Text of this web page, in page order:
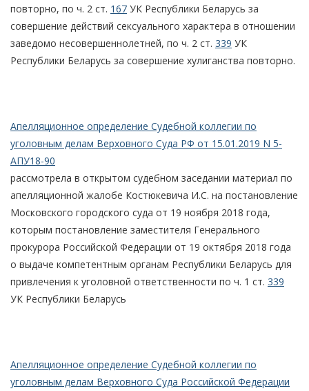
повторно, по ч. 2 ст. 167 УК Республики Беларусь за
совершение действий сексуального характера в отношении
заведомо несовершеннолетней, по ч. 2 ст. 339 УК
Республики Беларусь за совершение хулиганства повторно.
Апелляционное определение Судебной коллегии по
уголовным делам Верховного Суда РФ от 15.01.2019 N 5-
АПУ18-90
рассмотрела в открытом судебном заседании материал по
апелляционной жалобе Костюкевича И.С. на постановление
Московского городского суда от 19 ноября 2018 года,
которым постановление заместителя Генерального
прокурора Российской Федерации от 19 октября 2018 года
о выдаче компетентным органам Республики Беларусь для
привлечения к уголовной ответственности по ч. 1 ст. 339
УК Республики Беларусь
Апелляционное определение Судебной коллегии по
уголовным делам Верховного Суда Российской Федерации